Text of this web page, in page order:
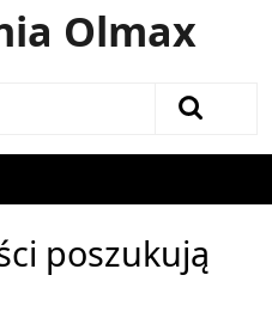
Olmax
poszukują